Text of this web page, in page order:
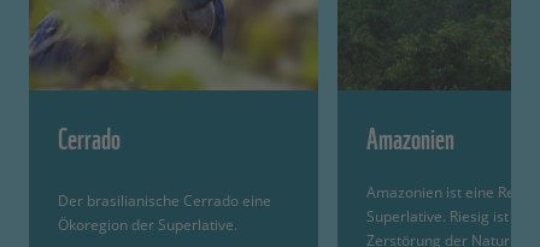
Cerrado
Der brasilianische Cerrado eine
Ökoregion der Superlative.
Amazonien
Amazonien ist eine
Superlative. Riesig ist
Zerstörung der Natur.